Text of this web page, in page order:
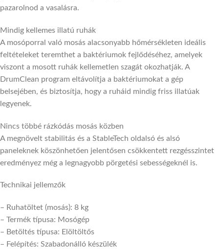
pazarolnod a vasalásra.
Mindig kellemes illatú ruhák
A mosóporral való mosás alacsonyabb hőmérsékleten ideális
feltételeket teremthet a baktériumok fejlődéséhez, amelyek
viszont a mosott ruhák kellemetlen szagát okozhatják. A
DrumClean program eltávolítja a baktériumokat a gép
belsejében, és biztosítja, hogy a ruháid mindig friss illatúak
legyenek.
Nincs többé rázkódás mosás közben
A megnövelt stabilitás és a StableTech oldalsó és alsó
paneleknek köszönhetően jelentősen csökkentett rezgésszintet
eredményez még a legnagyobb pörgetési sebességeknél is.
Technikai jellemzők
– Ruhatöltet (mosás): 8 kg
– Termék típusa: Mosógép
– Betöltés típusa: Elöltöltős
– Felépítés: Szabadonálló készülék